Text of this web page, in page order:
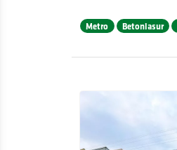
Metro Betonlasur